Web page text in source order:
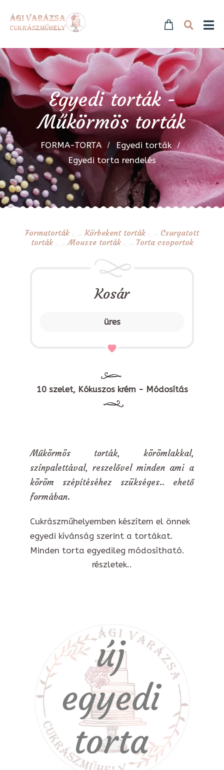
Egyedi torták -
Műkörmös torták
FORMA-TORTA
Egyedi torták
Egyedi torta rendelés
Formatorták Körbekent torták
Csurgatott
torták
Mousse torták Torta csoportok
Kosár
üres
10 szelet, Kókuszos krém - Módosítás
Műkörmös torták, körömlakkal,
színpalettával, reszelővel minden ami a
köröm szépítéséhez szükséges.. ehető
formában.
Cukrászműhelyemben készítem el önnek
egyedi kívánság szerint a tortákat.
Minden torta egyedileg módosítható.
részletek..